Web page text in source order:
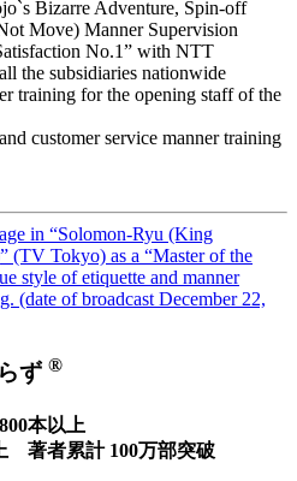
Bizarre Adventure, Spin-off
Move) Manner Supervision
No.1” with NTT
the subsidiaries nationwide
training for the opening staff of the
customer service manner training
in “Solomon-Ryu (King
(TV Tokyo) as a “Master of the
style of etiquette and manner
(date of broadcast December 22,
ず ®
本以上
著者累計 100万部突破